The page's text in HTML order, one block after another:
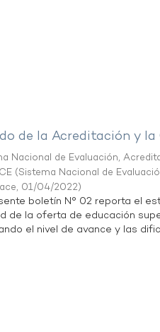
de la Acreditación y
Nacional de Evaluación,
(Sistema Nacional de
, 01/04/2022)
boletín N° 02 reporta el
de la oferta de educación
el nivel de avance y las